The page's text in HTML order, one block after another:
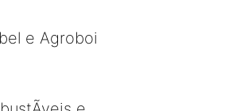
e Agroboi